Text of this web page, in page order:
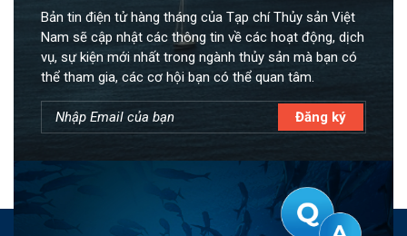
Bản tin điện tử hàng tháng của Tạp chí Thủy sản Việt
Nam sẽ cập nhật các thông tin về các hoạt động, dịch
vụ, sự kiện mới nhất trong ngành thủy sản mà bạn có
thể tham gia, các cơ hội bạn có thể quan tâm.